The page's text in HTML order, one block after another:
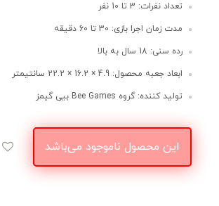
تعداد نفرات: 3 تا 10 نفر
مدت زمان اجرا بازی: 30 تا 60 دقیقه
رده سنی: 18 سال به بالا
ابعاد جعبه محصول: 4.9 × 16.2 × 22.2 سانتیمتر
تولید کننده: گروه Bee Games بیی گیمز
این محصول ناموجود می‌باشد